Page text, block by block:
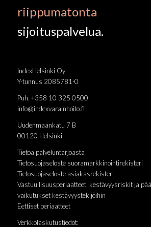
riippumatonta
sijoituspalvelua.
IndexHelsinki Oy
Y-tunnus 2085781-0
Puh. +358 10 325 0500
info@indexvarainhoito.fi
Uudenmaankatu 7 B
00120 Helsinki
Tietoa palveluntarjoasta
Tietosuojaseloste suoramarkkinointirekisteri
Tietosuojaseloste asiakasrekisteri
Vastuullisuusperiaatteet, kestävyysriskit ja
vaikutukset kestävyystekijöihin
Eettiset periaatteet
Verkkolaskutustiedot: